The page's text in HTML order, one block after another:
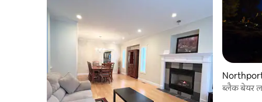
ब्लैक बेयर